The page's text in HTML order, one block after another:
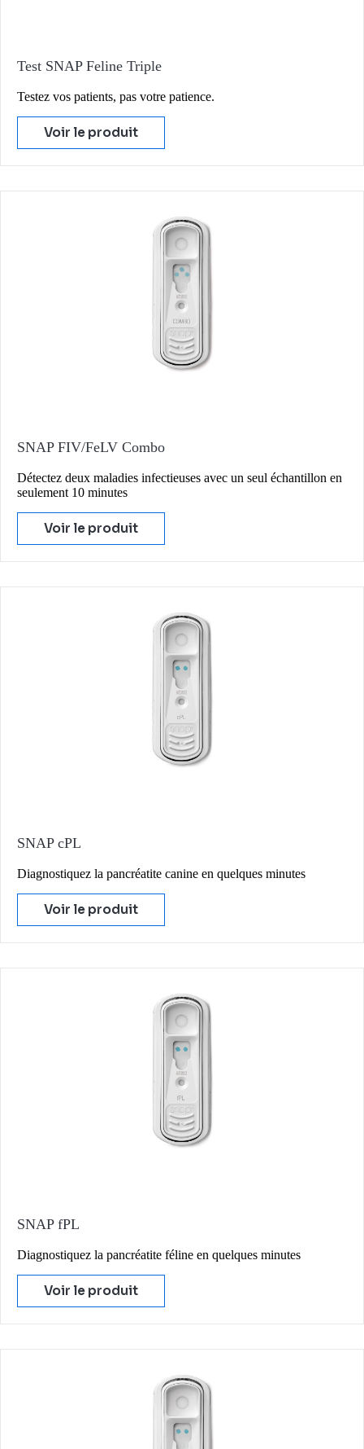
Test SNAP Feline Triple
Testez vos patients, pas votre patience.
Voir le produit
SNAP FIV/FeLV Combo
Détectez deux maladies infectieuses avec un seul échantillon en
seulement 10 minutes
Voir le produit
SNAP cPL
Diagnostiquez la pancréatite canine en quelques minutes
Voir le produit
SNAP fPL
Diagnostiquez la pancréatite féline en quelques minutes
Voir le produit